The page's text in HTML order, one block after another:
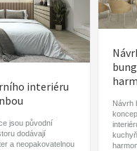
interiéru
jsou původní
dodávají
a neopakovatelnou
Návrh